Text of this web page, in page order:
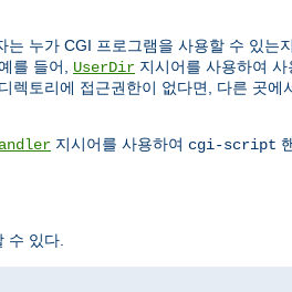
누가 CGI 프로그램을 사용할 수 있는
를 들어, UserDir 지시어를 사용하여
디렉토리에 접근권한이 없다면, 다른 곳에
지시어를 사용하여 cgi-script
수 있다.